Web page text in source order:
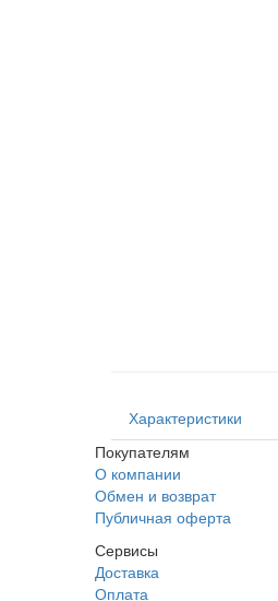
Характеристики
Покупателям
О компании
Обмен и возврат
Публичная оферта
Сервисы
Доставка
Оплата